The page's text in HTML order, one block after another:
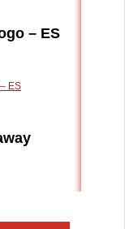
– ES
ES